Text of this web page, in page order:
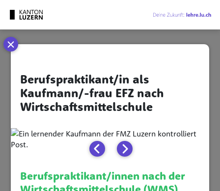
Berufspraktikant/in als
Kaufmann/-frau EFZ nach
Wirtschaftsmittelschule
Berufspraktikant/innen nach der